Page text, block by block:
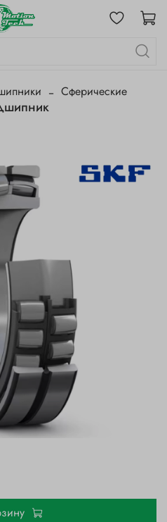
Сферические